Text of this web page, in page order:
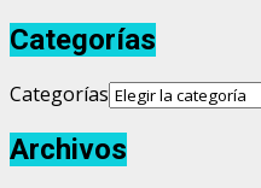
Categorías
Categorías
Archivos